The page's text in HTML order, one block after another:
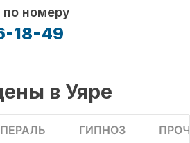
по номеру
18-49
в Уяре
ГИПНОЗ